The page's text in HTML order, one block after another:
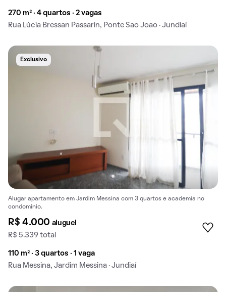
270 m² · 4 quartos · 2 vagas
Rua Lúcia Bressan Passarin, Ponte Sao Joao · Jundiaí
Exclusivo
Alugar apartamento em Jardim Messina com 3 quartos e academia no
condomínio.
R$ 4.000 aluguel
R$ 5.339 total
110 m² · 3 quartos · 1 vaga
Rua Messina, Jardim Messina · Jundiaí